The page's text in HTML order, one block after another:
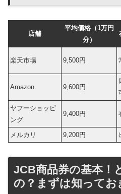
店舗
平均価格（1万円
分）
楽天市場 9,500円
Amazon 9,600円
ヤフーショッピ
ング
9,400円
メルカリ 9,200円
JCB商品券の基本！
の？まずは知ってお